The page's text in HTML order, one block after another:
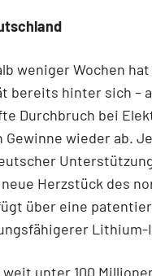
weniger Wochen
bereits hinter sich –
Durchbruch bei
Gewinne wieder ab.
Herzstück des
über eine
unter 100